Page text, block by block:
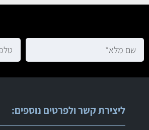
ליצירת קשר ולפרטים נוספים: